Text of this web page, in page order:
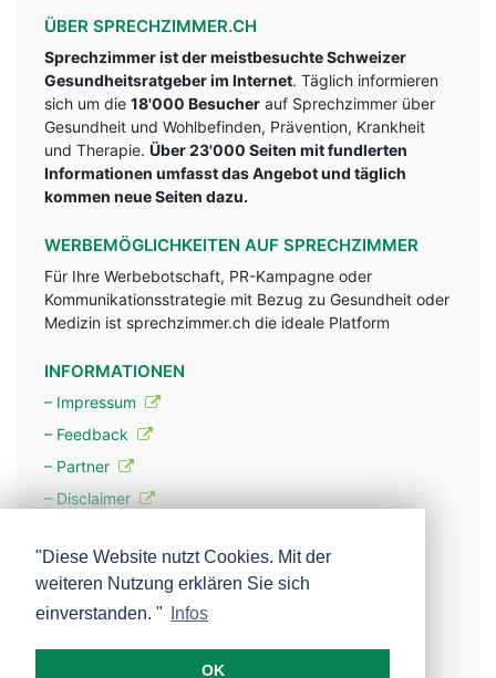
ÜBER SPRECHZIMMER.CH
Sprechzimmer ist der meistbesuchte Schweizer
Gesundheitsratgeber im Internet. Täglich informieren
sich um die 18'000 Besucher auf Sprechzimmer über
Gesundheit und Wohlbefinden, Prävention, Krankheit
und Therapie. Über 23'000 Seiten mit fundlerten
Informationen umfasst das Angebot und täglich
kommen neue Seiten dazu.
WERBEMÖGLICHKEITEN AUF SPRECHZIMMER
Für Ihre Werbebotschaft, PR-Kampagne oder
Kommunikationsstrategie mit Bezug zu Gesundheit oder
Medizin ist sprechzimmer.ch die ideale Platform
INFORMATIONEN
– Impressum
– Feedback
– Partner
– Disclaimer
– Werbung
– Mehr über unsere Experten
"Diese Website nutzt Cookies. Mit der
weiteren Nutzung erklären Sie sich
einverstanden. "
Infos
OK